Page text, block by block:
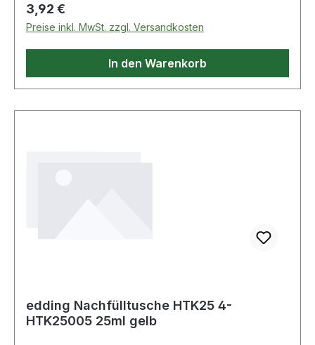
Regulärer Preis:
3,92 €
Preise inkl. MwSt. zzgl. Versandkosten
In den Warenkorb
edding Nachfülltusche HTK25 4-
HTK25005 25ml gelb